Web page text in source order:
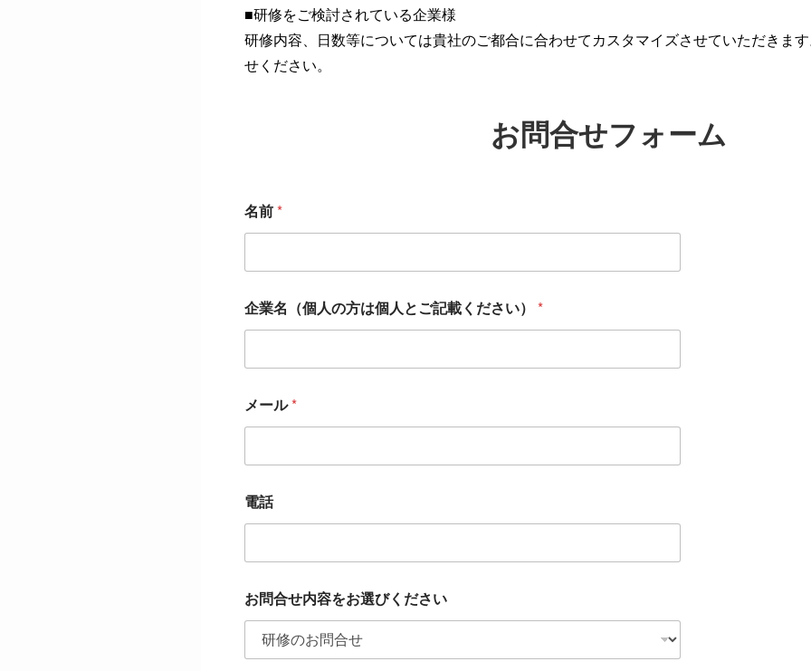
■研修をご検討されている企業様
研修内容、日数等については貴社のご都合に合わせてカスタマイズさせていただきま
せください。
お問合せフォーム
名前*
企業名（個人の方は個人とご記載ください） *
メール*
電話
お問合せ内容をお選びください